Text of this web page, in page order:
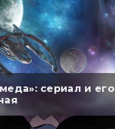
сериал и его